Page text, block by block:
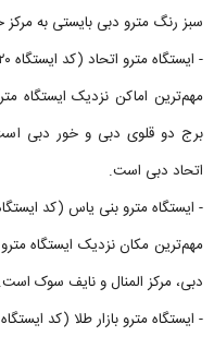
سبز رنگ مترو دبی بایستی به مرکز
- ایستگاه مترو اتحاد (کد ایستگاه ۲۰) واقع در منطقه دیره زون ۵ مترو دبی
برج دو قلوی دبی و خور دبی است.
اتحاد دبی است.
- ایستگاه مترو بنی یاس (کد ایستگاه ۲۱) واقع در منطقه دیره زون
دبی، مرکز المنال و نایف سوک است.
- ایستگاه مترو بازار طلا (کد ایستگاه ۲۲) در منطقه دیره واقع در زون پنجم